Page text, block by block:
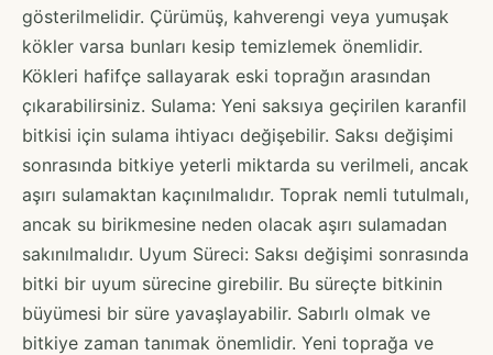
gösterilmelidir. Çürümüş, kahverengi veya yumuşak
kökler varsa bunları kesip temizlemek önemlidir.
Kökleri hafifçe sallayarak eski toprağın arasından
çıkarabilirsiniz. Sulama: Yeni saksıya geçirilen karanfil
bitkisi için sulama ihtiyacı değişebilir. Saksı değişimi
sonrasında bitkiye yeterli miktarda su verilmeli, ancak
aşırı sulamaktan kaçınılmalıdır. Toprak nemli tutulmalı,
ancak su birikmesine neden olacak aşırı sulamadan
sakınılmalıdır. Uyum Süreci: Saksı değişimi sonrasında
bitki bir uyum sürecine girebilir. Bu süreçte bitkinin
büyümesi bir süre yavaşlayabilir. Sabırlı olmak ve
bitkiye zaman tanımak önemlidir. Yeni toprağa ve